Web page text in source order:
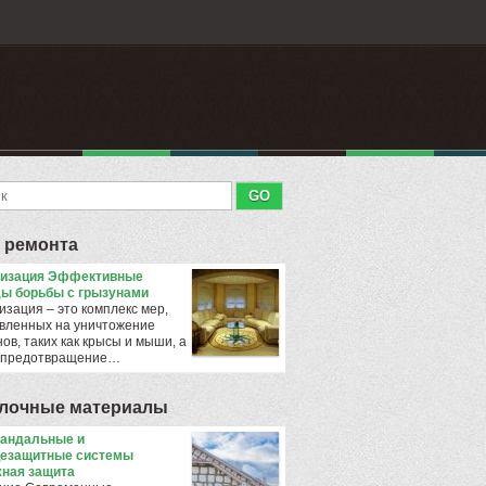
Эффективные
борьбы с грызунами
– это комплекс мер,
на уничтожение
таких как крысы и мыши, а
предотвращение…
материалы
и
системы
защита